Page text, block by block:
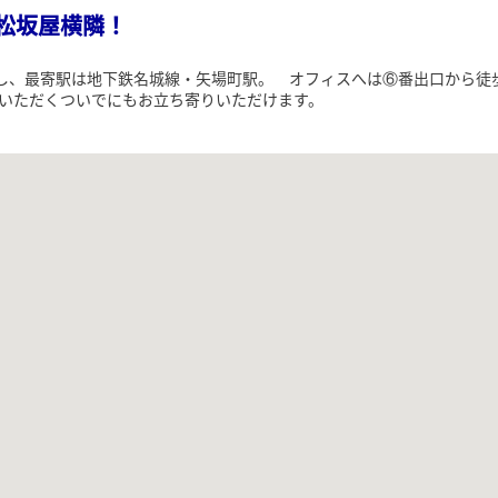
屋横隣！
、最寄駅は地下鉄名城線・矢場町駅。 オフィスへは⑥番出口から
だくついでにもお立ち寄りいただけます。